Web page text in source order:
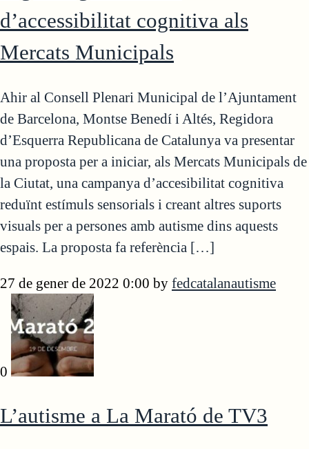
d’accessibilitat cognitiva als
Mercats Municipals
Ahir al Consell Plenari Municipal de l’Ajuntament
de Barcelona, Montse Benedí i Altés, Regidora
d’Esquerra Republicana de Catalunya va presentar
una proposta per a iniciar, als Mercats Municipals de
la Ciutat, una campanya d’accesibilitat cognitiva
reduïnt estímuls sensorials i creant altres suports
visuals per a persones amb autisme dins aquests
espais. La proposta fa referència […]
27 de gener de 2022 0:00 by fedcatalanautisme
0
L’autisme a La Marató de TV3